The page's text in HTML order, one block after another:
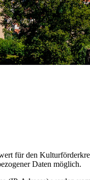
für den
Daten möglich.